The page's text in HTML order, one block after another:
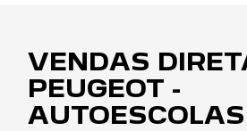
VENDAS
PEUGEOT -
AUTOESCOLAS